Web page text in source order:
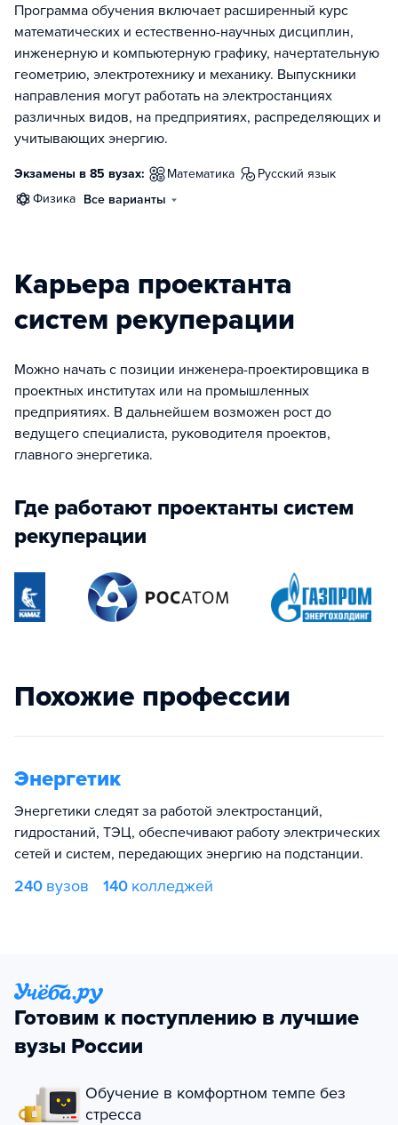
Программа обучения включает расширенный курс
математических и естественно-научных дисциплин,
инженерную и компьютерную графику, начертательную
геометрию, электротехнику и механику. Выпускники
направления могут работать на электростанциях
различных видов, на предприятиях, распределяющих и
учитывающих энергию.
Экзамены в 85 вузах: математика
русский язык
физика Все варианты
Карьера проектанта
систем рекуперации
Можно начать с позиции инженера-проектировщика в
проектных институтах или на промышленных
предприятиях. В дальнейшем возможен рост до
ведущего специалиста, руководителя проектов,
главного энергетика.
Где работают проектанты систем
рекуперации
Похожие профессии
Энергетик
Энергетики следят за работой электростанций,
гидростаний, ТЭЦ, обеспечивают работу электрических
сетей и систем, передающих энергию на подстанции.
240 вузов 140 колледжей
Готовим к поступлению в лучшие
вузы России
Обучение в комфортном темпе без
стресса